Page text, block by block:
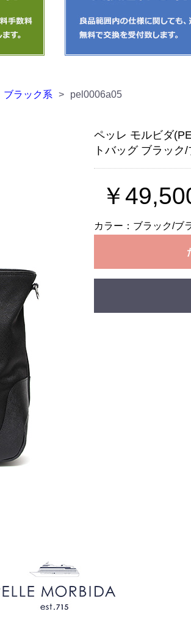
ブラック系 > pel0006a05
ペッレ モルビダ
トバッグ ブラック/
￥
カラー：ブラック/ブ